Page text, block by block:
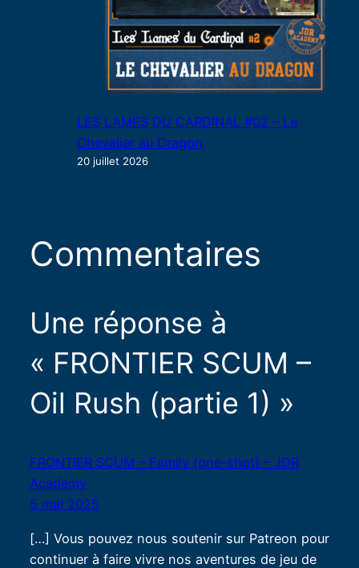
LES LAMES DU CARDINAL #02 – Le
Chevalier au Dragon
20 juillet 2026
Commentaires
Une réponse à
« FRONTIER SCUM –
Oil Rush (partie 1) »
FRONTIER SCUM – Family (one-shot) – JDR
Academy
5 mai 2025
[…] Vous pouvez nous soutenir sur Patreon pour
continuer à faire vivre nos aventures de jeu de